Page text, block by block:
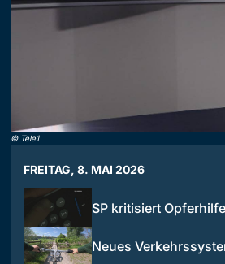
© Tele1
FREITAG, 8. MAI 2026
SP kritisiert
Neues